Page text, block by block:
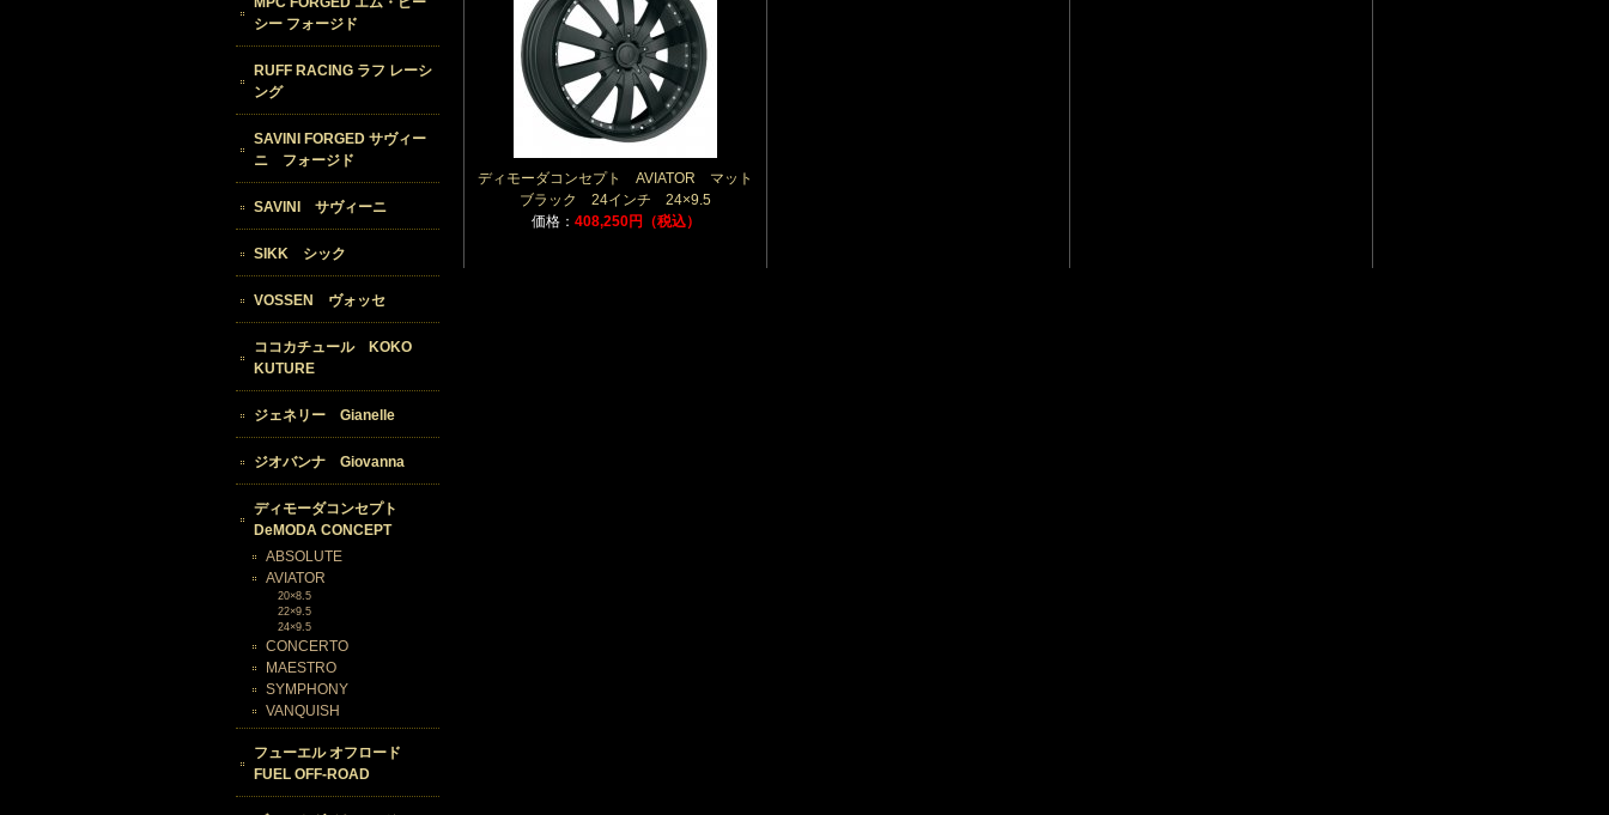
ディモーダコンセプト AVIATOR マット
ブラック 24インチ 24×9.5
価格： 408,250円（税込）
シー フォージド
RUFF RACING ラフ レーシ
ング
SAVINI FORGED サヴィー
ニ フォージド
SAVINI サヴィーニ
SIKK シック
VOSSEN ヴォッセ
ココカチュール KOKO
KUTURE
ジェネリー Gianelle
ジオバンナ Giovanna
ディモーダコンセプト
DeMODA CONCEPT
ABSOLUTE
AVIATOR
20×8.5
22×9.5
24×9.5
CONCERTO
MAESTRO
SYMPHONY
VANQUISH
フューエル オフロード
FUEL OFF-ROAD